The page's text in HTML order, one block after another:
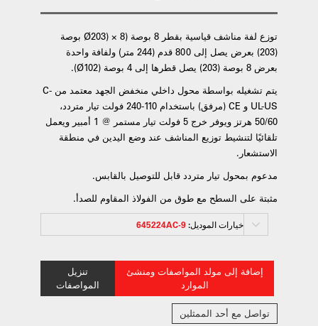
توزع لفة مناشف قياسية بقطر 8 بوصة (Ø203) × 8 بوصة
(203) بعرض يصل إلى 800 قدم (244 متر) ولفافة واحدة
بعرض 8 بوصة (203) يصل قطرها إلى 4 بوصة (Ø102).
يتم تشغيله بواسطة محول داخلي منخفض الجهد معتمد من C-
UL-US و CE (مرفق) باستخدام 110-240 فولت تيار متردد،
50/60 هرتز ويوفر خرج 5 فولت تيار مستمر @ 1 أمبير ويعمل
تلقائيًا لتنشيط توزيع المناشف عند وضع اليدين في منطقة
الاستشعار.
مدعوم بمحول تيار متردد قابل للتوصيل بالقابس.
مثبتة على السطح مع طوق من الفولاذ المقاوم للصدأ.
خيارات الموديل:645224AC-9
إضافة إلى مولد المواصفات ومنشئ
الموارد
تنزيل
المواصفات
تواصل مع أحد الممثلين